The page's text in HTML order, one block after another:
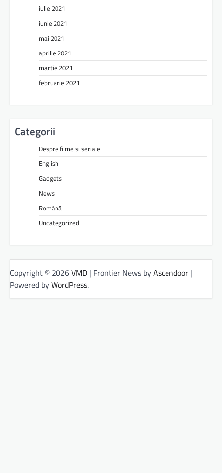
iulie 2021
iunie 2021
mai 2021
aprilie 2021
martie 2021
februarie 2021
Categorii
Despre filme si seriale
English
Gadgets
News
Română
Uncategorized
Copyright © 2026VMD | Frontier News byAscendoor |
Powered byWordPress.